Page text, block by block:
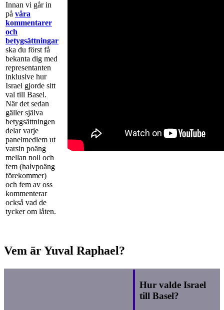
Innan vi går in
på våra
kommentarer
och
betygsättningar
ska du först få
bekanta dig med
representanten
inklusive hur
Israel gjorde sitt
val till Basel.
När det sedan
gäller själva
betygsättningen
delar varje
panelmedlem ut
varsin poäng
mellan noll och
fem (halvpoäng
förekommer)
och fem av oss
kommenterar
också vad de
tycker om låten.
Vem är Yuval Raphael?
Hur valde Israel
till Basel?